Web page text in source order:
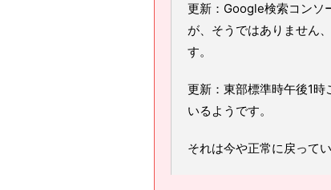
更新：Google検索コンソ
が、そうではありません
す。
更新：東部標準時午後1
いるようです。
それは今や正常に戻って